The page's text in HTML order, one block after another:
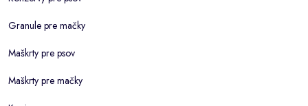
Granule pre mačky
Maškrty pre psov
Maškrty pre mačky